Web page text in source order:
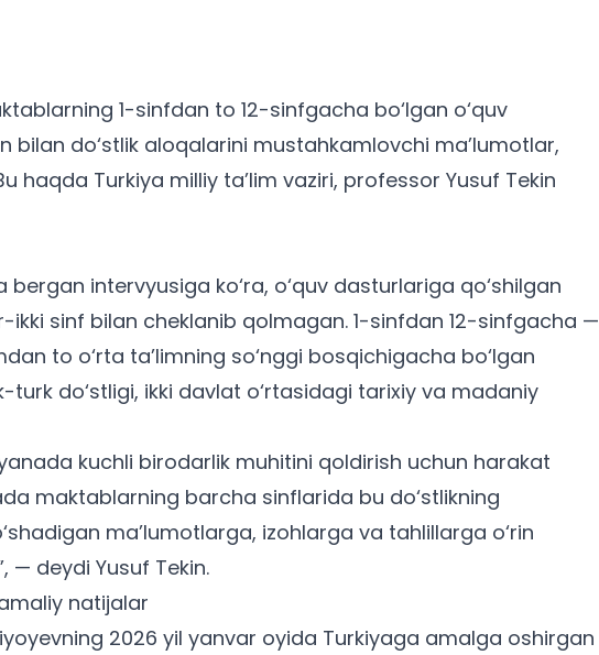
1-sinfdan to 12-sinfgacha bo‘lgan o‘quv
bilan do‘stlik aloqalarini mustahkamlovchi ma’lumotlar,
haqda Turkiya milliy ta’lim vaziri, professor Yusuf Tekin
bergan intervyusiga ko‘ra, o‘quv dasturlariga qo‘shilgan
ikki sinf bilan cheklanib qolmagan. 1-sinfdan 12-sinfgacha —
to o‘rta ta’limning so‘nggi bosqichigacha bo‘lgan
turk do‘stligi, ikki davlat o‘rtasidagi tarixiy va madaniy
kuchli birodarlik muhitini qoldirish uchun harakat
maktablarning barcha sinflarida bu do‘stlikning
ma’lumotlarga, izohlarga va tahlillarga o‘rin
— deydi Yusuf Tekin.
natijalar
2026 yil yanvar oyida Turkiyaga amalga oshirgan